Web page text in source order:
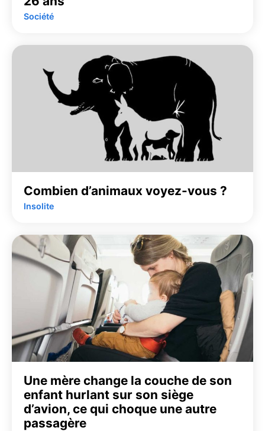
Société
Combien d’animaux voyez-vous ?
Insolite
Une mère change la couche de son
enfant hurlant sur son siège
d’avion, ce qui choque une autre
passagère